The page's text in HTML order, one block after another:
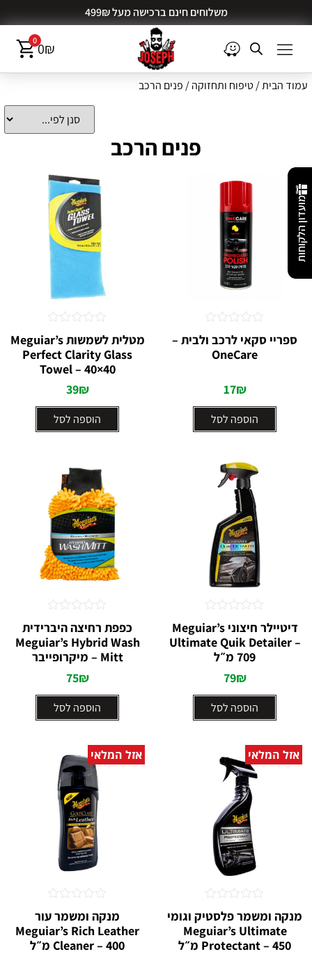
משלוחים חינם ברכישה מעל 499₪
0 0₪
מועדון הלקוחות
עמוד הבית/טיפוח ותחזוקה/ פנים הרכב
פנים הרכב
ספריי סקאי לרכב ולבית –
OneCare
17₪
הוספה לסל
דורג
0
מטלית לשמשות Meguiar’s
Perfect Clarity Glass
Towel – 40×40
39₪
הוספה לסל
דורג
0
מתוך
5
דיטיילר חיצוני Meguiar’s
Ultimate Quik Detailer –
709 מ״ל
79₪
הוספה לסל
דורג
0
מתוך
כפפת רחיצה היברידית
Meguiar’s Hybrid Wash
Mitt – מיקרופייבר
75₪
הוספה לסל
0
מתוך
5
אזל המלאי
מנקה ומשמר פלסטיק וגומי
Meguiar’s Ultimate
Protectant – 450 מ״ל
0
מתוך
5
אזל המלאי
מנקה ומשמר עור
Meguiar’s Rich Leather
Cleaner – 400 מ״ל
0
מתוך
5